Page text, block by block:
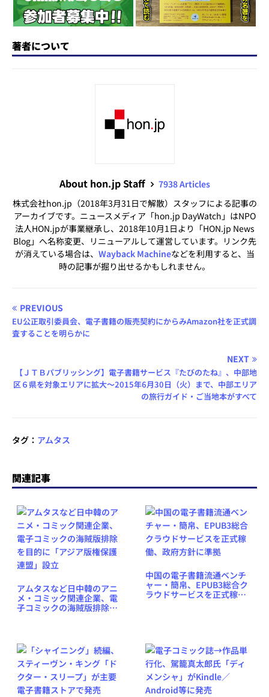
著者について
About hon.jp Staff
7938 Articles
株式会社hon.jp（2018年3月31日で解散）スタッフによる記事の
アーカイブです。ニュースメディア「hon.jp DayWatch」はNPO
法人HON.jpが事業継承し、2018年10月1日より「HON.jp News
Blog」へ名称変更、リニューアルして運営しています。リンク先
が消えている場合は、 Wayback Machineなどを利用すると、当
時の記事が掘り出せるかもしれません。
PREVIOUS
EU公正取引委員会、電子書籍の販売契約にからみAmazon社を正式調
査することを明らかに
NEXT
【ＪＴＢパブリッシング】電子書籍サービス『たびのたね』、中部地
区６県を対象エリアに拡大〜2015年6月30日（火）まで、中部エリア
の旅行ガイド・ご当地本がすべて
タグ： アムタス
関連記事
アムタスなど日中韓のアニ
メ・コミック関連企業、電
子コミックの海賊版排除を
中国の電子書籍流通ベンチ
ャー・簡帛、EPUB3総合ク
ラウドサービスを正式稼